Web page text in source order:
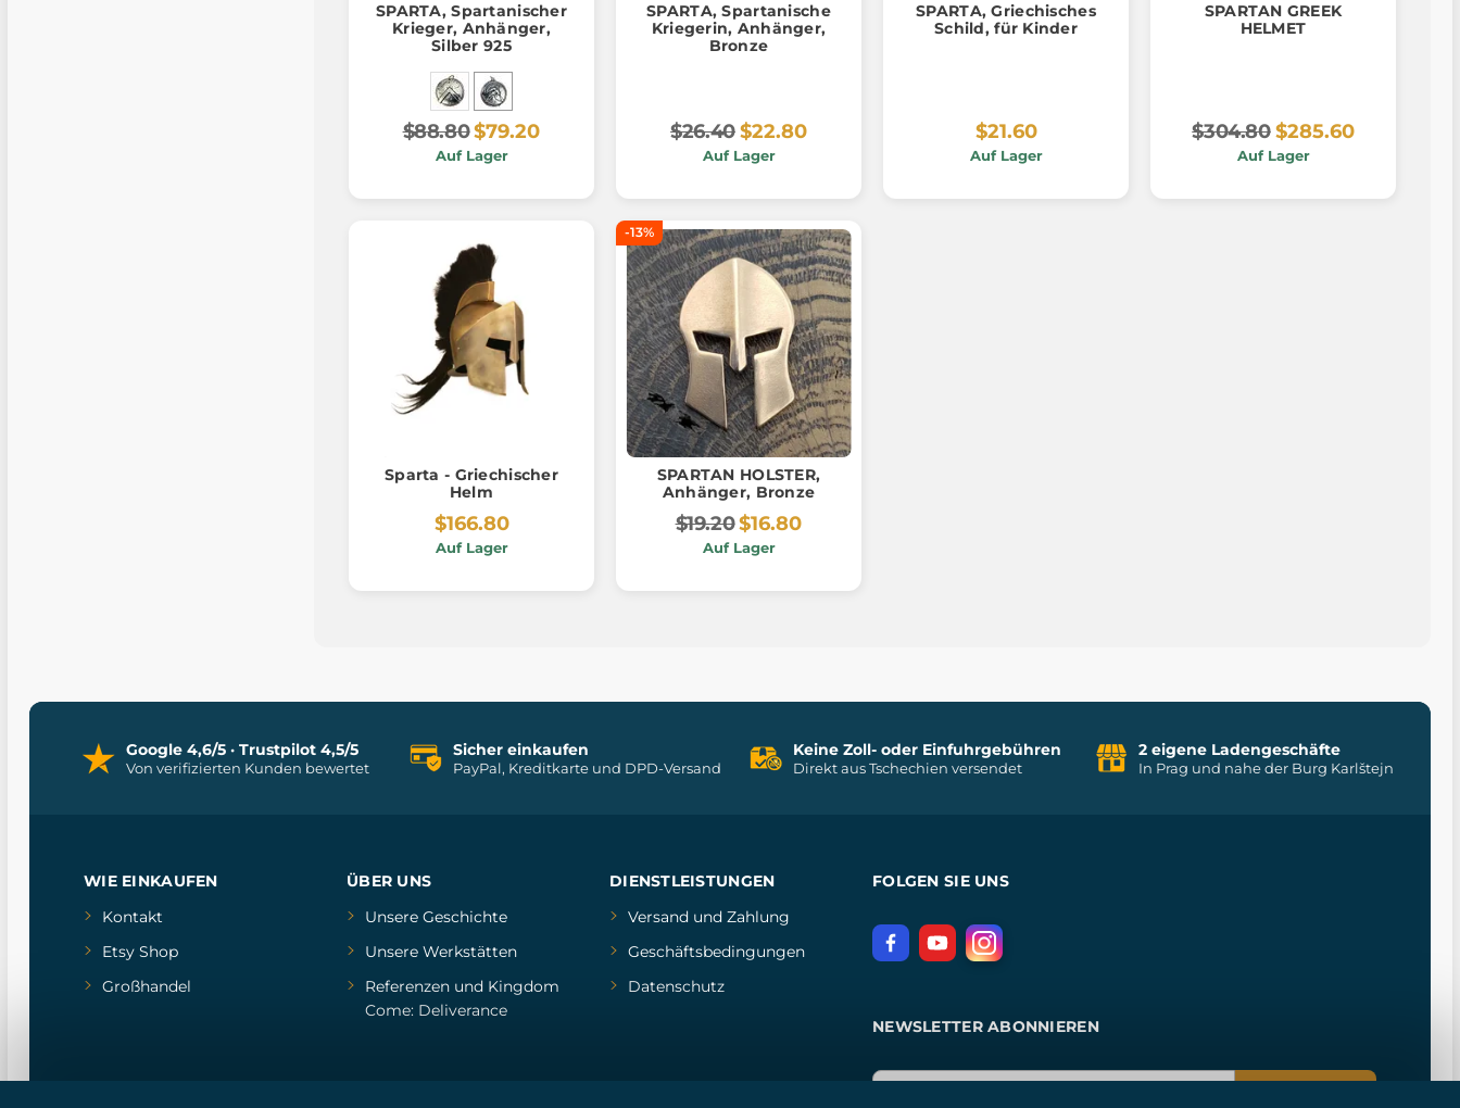
SPARTA, Spartanischer
Krieger, Anhänger,
Silber 925
$88.80$79.20
Auf Lager
SPARTA, Spartanische
Kriegerin, Anhänger,
Bronze
$26.40$22.80
Auf Lager
SPARTA, Griechisches
Schild, für Kinder
$21.60
Auf Lager
SPARTAN GREEK
HELMET
$304.80$285.60
Auf Lager
Sparta - Griechischer
Helm
$166.80
Auf Lager
-13%
SPARTAN HOLSTER,
Anhänger, Bronze
$19.20$16.80
Auf Lager
Google 4,6/5 · Trustpilot 4,5/5
Von verifizierten Kunden bewertet
Sicher einkaufen
PayPal, Kreditkarte und DPD-Versand
Keine Zoll- oder Einfuhrgebühren
Direkt aus Tschechien versendet
2 eigene Ladengeschäfte
In Prag und nahe der Burg Karlštejn
WIE EINKAUFEN
Kontakt
Etsy Shop
Großhandel
ÜBER UNS
Unsere Geschichte
Unsere Werkstätten
Referenzenund Kingdom
Come: Deliverance
DIENSTLEISTUNGEN
Versand und Zahlung
Geschäftsbedingungen
Datenschutz
FOLGEN SIE UNS
NEWSLETTER ABONNIEREN